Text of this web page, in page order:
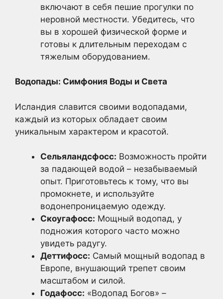
включают в себя пешие прогулки по
неровной местности. Убедитесь, что
вы в хорошей физической форме и
готовы к длительным переходам с
тяжелым оборудованием.
Водопады: Симфония Воды и Света
Исландия славится своими водопадами,
каждый из которых обладает своим
уникальным характером и красотой.
Сельяландсфосс: Возможность пройти
за падающей водой – незабываемый
опыт. Приготовьтесь к тому, что вы
промокнете, и используйте
водонепроницаемую одежду.
Скоугафосс: Мощный водопад, у
подножия которого часто можно
увидеть радугу.
Деттифосс: Самый мощный водопад в
Европе, внушающий трепет своим
масштабом и силой.
Годафосс: «Водопад Богов» –